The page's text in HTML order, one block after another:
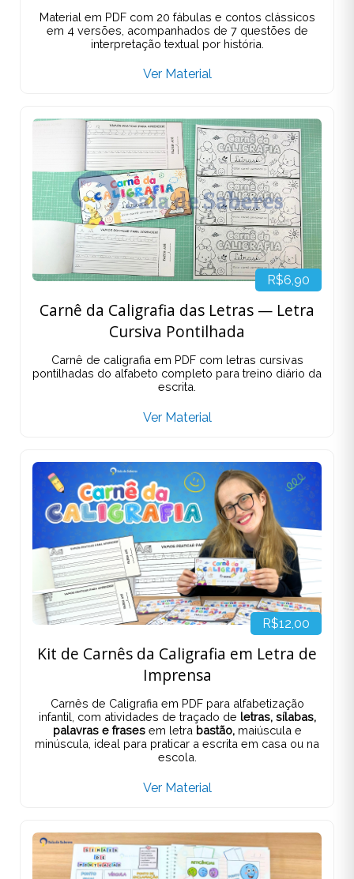
Material em PDF com 20 fábulas e contos clássicos
em 4 versões, acompanhados de 7 questões de
interpretação textual por história.
Ver Material
R$6,90
Carnê da Caligrafia das Letras — Letra
Cursiva Pontilhada
Carnê de caligrafia em PDF com letras cursivas
pontilhadas do alfabeto completo para treino diário da
escrita.
Ver Material
R$12,00
Kit de Carnês da Caligrafia em Letra de
Imprensa
Carnês de Caligrafia em PDF para alfabetização
infantil, com atividades de traçado de letras, sílabas,
palavras e frasesem letra bastão,maiúscula e
minúscula, ideal para praticar a escrita em casa ou na
escola.
Ver Material